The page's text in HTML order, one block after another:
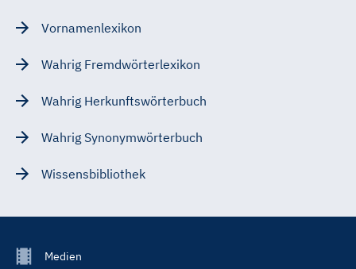
Vornamenlexikon
Wahrig Fremdwörterlexikon
Wahrig Herkunftswörterbuch
Wahrig Synonymwörterbuch
Wissensbibliothek
FooterMedien